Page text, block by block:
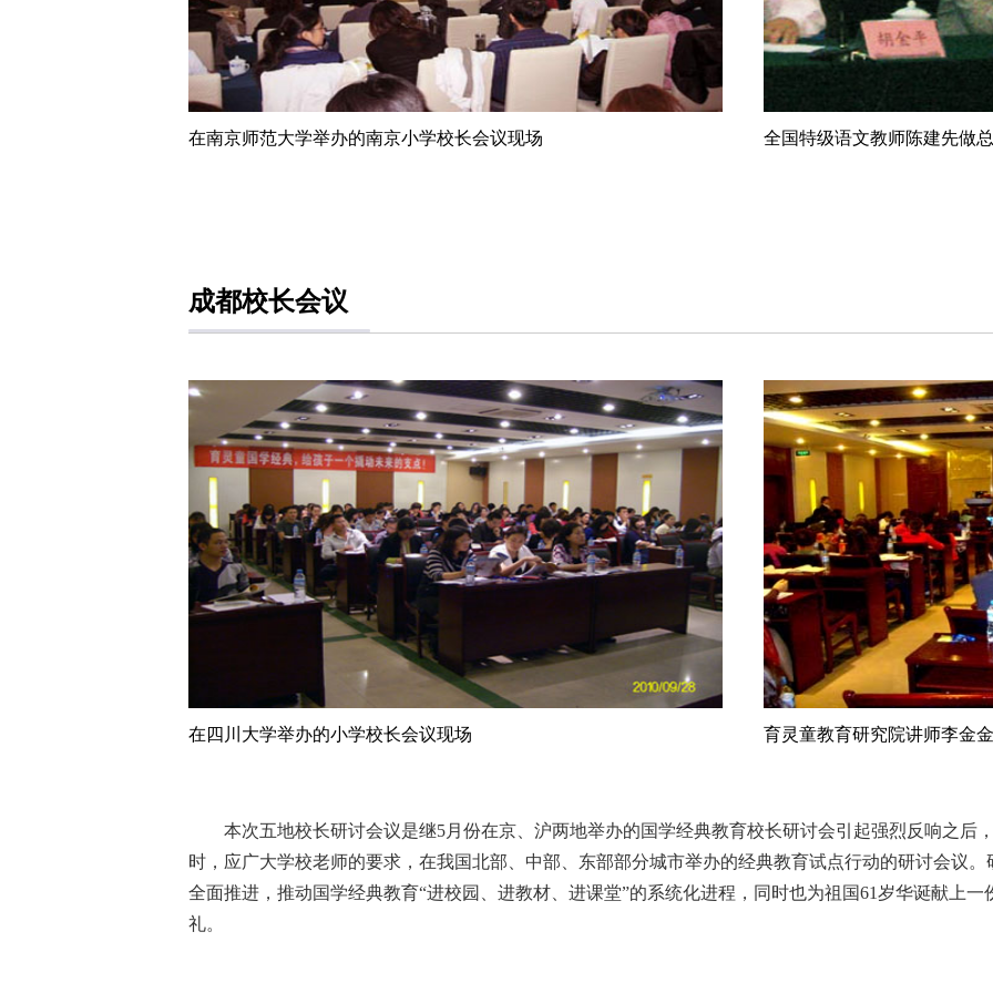
在南京师范大学举办的南京小学校长会议现场 全国特级语文教师陈建先做
成都校长会议
在四川大学举办的小学校长会议现场 育灵童教育研究院讲师李金
本次五地校长研讨会议是继5月份在京、沪两地举办的国学经典教育校长研讨会引起强烈反响之后
时，应广大学校老师的要求，在我国北部、中部、东部部分城市举办的经典教育试点行动的研讨会议。
全面推进，推动国学经典教育“进校园、进教材、进课堂”的系统化进程，同时也为祖国61岁华诞献上
礼。